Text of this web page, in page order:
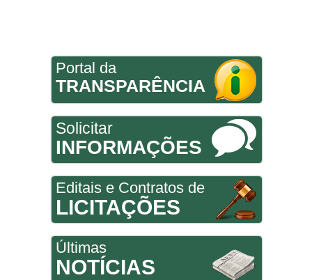
Portal da
TRANSPARÊNCIA
Solicitar
INFORMAÇÕES
Editais e Contratos de
LICITAÇÕES
Últimas
NOTÍCIAS